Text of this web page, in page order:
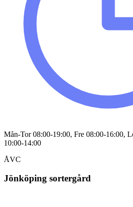
Mån-Tor 08:00-19:00, Fre 08:00-16:00,
10:00-14:00
ÅVC
Jönköping sortergård